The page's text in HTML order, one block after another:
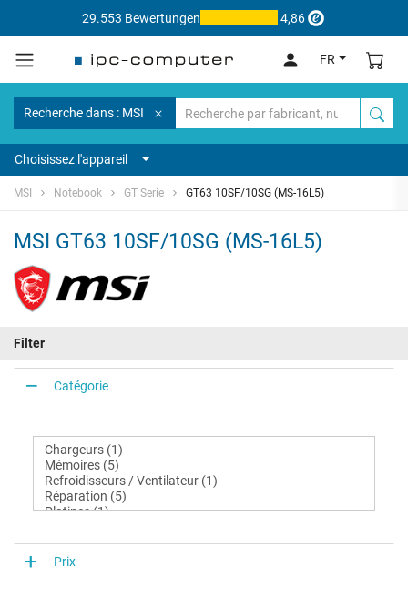
29.553 Bewertungen 4,86
FR
Recherche dans : MSI
Choisissez l'appareil
MSI Notebook GT Serie GT63 10SF/10SG (MS-16L5)
MSI GT63 10SF/10SG (MS-16L5)
Filter
Catégorie
Prix